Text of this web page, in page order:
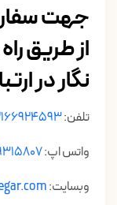
جهت
از طریق
نگار در
تلفن:
واتس اپ:
وبسایت: